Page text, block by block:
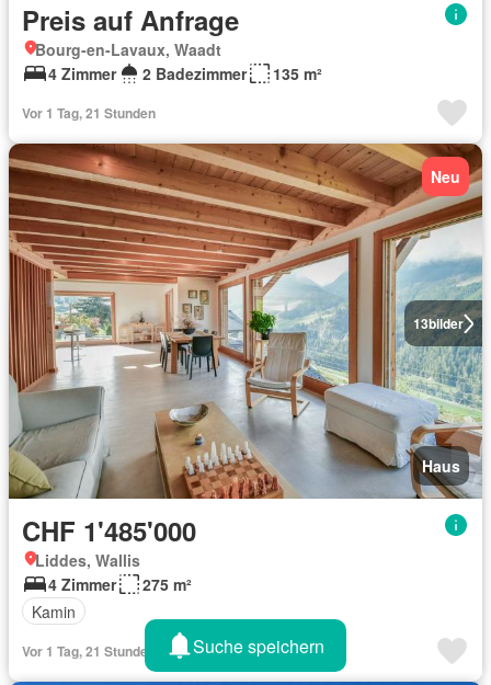
Preis auf Anfrage
Bourg-en-Lavaux, Waadt
4 Zimmer
2 Badezimmer 135 m²
Vor 1 Tag, 21 Stunden
13bilder
Neu
Haus
CHF 1'485'000
Liddes, Wallis
4 Zimmer
275 m²
Kamin
Vor 1 Tag, 21 Stunden Suche speichern